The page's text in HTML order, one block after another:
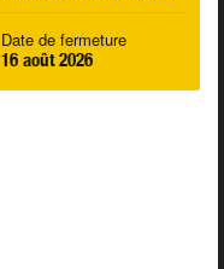
Date de fermeture
16 août 2026